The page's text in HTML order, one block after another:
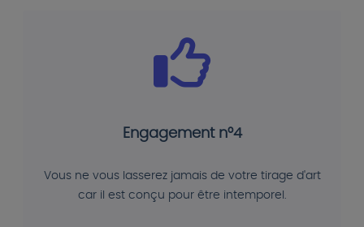
Engagement n°4
Vous ne vous lasserez jamais de votre tirage d'art
car il est conçu pour être intemporel.